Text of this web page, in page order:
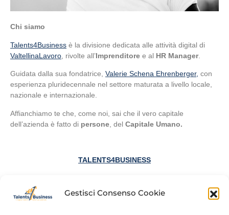
Gestisci Consenso Cookie
Chi siamo
Talents4Business è la divisione dedicata alle attività digital di
ValtellinaLavoro , rivolte all’Imprenditore e al HR Manager.
Guidata dalla sua fondatrice, Valerie Schena Ehrenberger, con
esperienza pluridecennale nel settore maturata a livello locale,
nazionale e internazionale.
Affianchiamo te che, come noi, sai che il vero capitale
dell’azienda è fatto di persone , del Capitale Umano.
TALENTS4BUSINESS